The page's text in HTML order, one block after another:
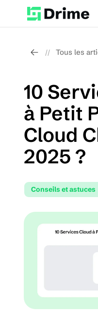
// Tous les
Conseils et astuces
10
à Petit
Cloud
2025 ?